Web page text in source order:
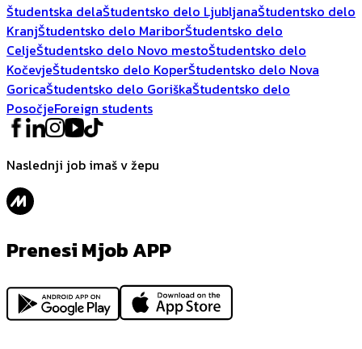
Študentska delaŠtudentsko delo LjubljanaŠtudentsko delo
KranjŠtudentsko delo MariborŠtudentsko delo
CeljeŠtudentsko delo Novo mestoŠtudentsko delo
KočevjeŠtudentsko delo KoperŠtudentsko delo Nova
GoricaŠtudentsko delo GoriškaŠtudentsko delo
PosočjeForeign students
Naslednji job imaš v žepu
Prenesi Mjob APP